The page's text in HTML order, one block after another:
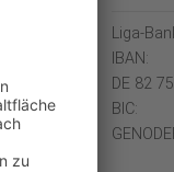
Liga-
IBAN:
DE 82
BIC: